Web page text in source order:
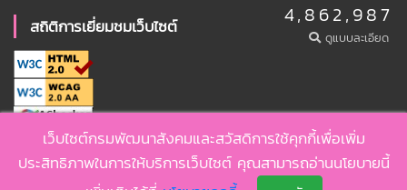
สถิติการเยี่ยมชมเว็บไซต์ 4,862,987
ดูแบบละเอียด
Copyright ©2026 , DSDW
นโยบายเว็บไซต์
นโยบายคุกกี้ นโยบายคุ้มครองข้อมูลส่วนบุคคล
เว็บไซต์กรมพัฒนาสังคมและสวัสดิการใช้คุกกี้เพื่อเพิ่ม
ประสิทธิภาพในการให้บริการเว็บไซต์ คุณสามารถอ่านนโยบายนี้